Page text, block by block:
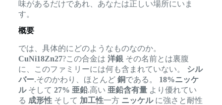
味があるだけであれ、あなたは正しい場所にいま
す。
概要
では、具体的にどのようなものなのか。
CuNi18Zn27?この合金は 洋銀 その名前とは裏腹
に、このファミリーには何も含まれていない。
シル
バー.そのかわり、ほとんど 銅である。 18%ニッケ
ルそして 27% 亜鉛.高い 亜鉛含有量より優れてい
る 成形性そして 加工性一方 ニッケルに強さと耐性